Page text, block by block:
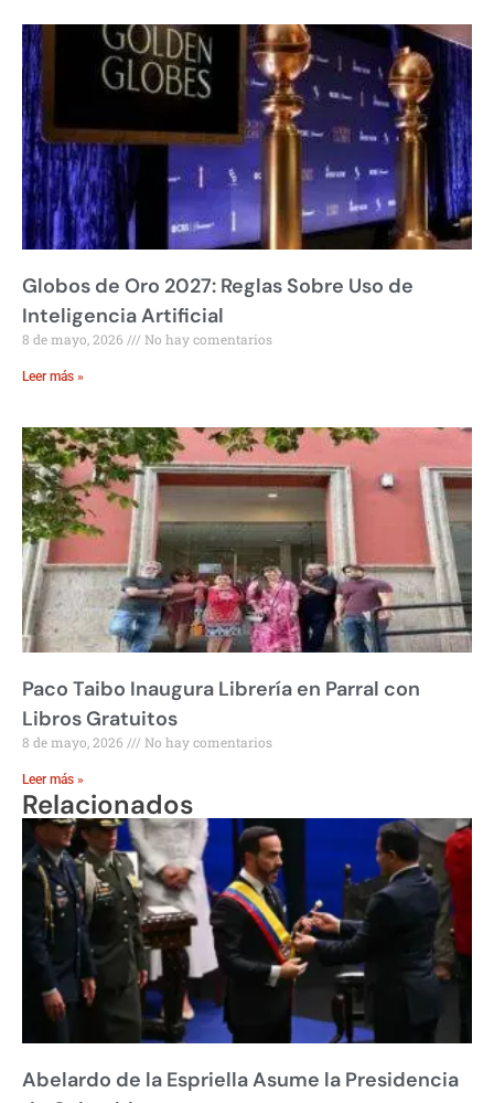
Globos de Oro 2027: Reglas Sobre Uso de
Inteligencia Artificial
8 de mayo, 2026 No hay comentarios
Leer más »
Paco Taibo Inaugura Librería en Parral con
Libros Gratuitos
8 de mayo, 2026 No hay comentarios
Leer más »
Relacionados
Abelardo de la Espriella Asume la Presidencia